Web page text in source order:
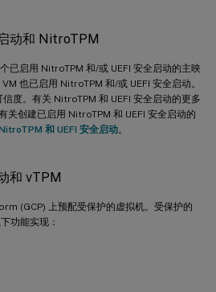
动和 NitroTPM
已启用 NitroTPM 和/或 UEFI 安全启动的主映
也已启用 NitroTPM 和/或 UEFI 安全启动。
度。有关 NitroTPM 和 UEFI 安全启动的更多
关创建已启用 NitroTPM 和 UEFI 安全启动的
和 UEFI 安全启动。
和 vTPM
(GCP) 上预配受保护的虚拟机。受保护的
功能实现：